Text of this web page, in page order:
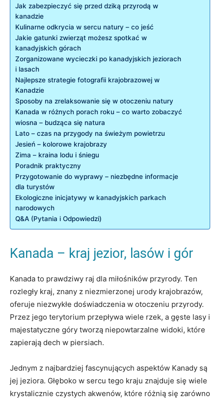
Jak zabezpieczyć się przed dziką przyrodą ‌w
kanadzie
Kulinarne ⁢odkrycia w sercu ‌natury – co⁣ jeść
Jakie gatunki ⁤zwierząt ⁢możesz⁣ spotkać w
kanadyjskich górach
Zorganizowane‌ wycieczki po kanadyjskich jeziorach⁣
i ⁤lasach
Najlepsze strategie fotografii krajobrazowej⁣ w
Kanadzie
Sposoby na​ zrelaksowanie się w otoczeniu natury
Kanada w różnych ⁤porach roku – co ​warto zobaczyć
wiosna ⁢– budząca się natura
Lato – czas ‍na przygody na​ świeżym powietrzu
Jesień – kolorowe krajobrazy
Zima⁤ – kraina lodu i‌ śniegu
Poradnik praktyczny
Przygotowanie⁤ do‍ wyprawy – niezbędne‌ informacje
dla⁢ turystów
Ekologiczne inicjatywy w kanadyjskich parkach
‍narodowych
Q&A (Pytania i Odpowiedzi)
Kanada – kraj⁤ jezior, lasów i gór
Kanada to prawdziwy raj dla‍ miłośników przyrody. Ten⁤
rozległy kraj, znany z niezmierzonej urody krajobrazów,
⁤oferuje niezwykłe doświadczenia w otoczeniu przyrody.
Przez ⁢jego terytorium przepływa wiele rzek, a gęste ​lasy i
majestatyczne góry tworzą niepowtarzalne ‌widoki, które⁣
zapierają‍ dech ‍w piersiach.
Jednym z najbardziej ‍fascynujących aspektów Kanady są
jej ‍jeziora. Głęboko w‍ sercu⁣ tego kraju ⁢znajduje ‌się wiele
krystalicznie⁢ czystych akwenów, które różnią się zarówno